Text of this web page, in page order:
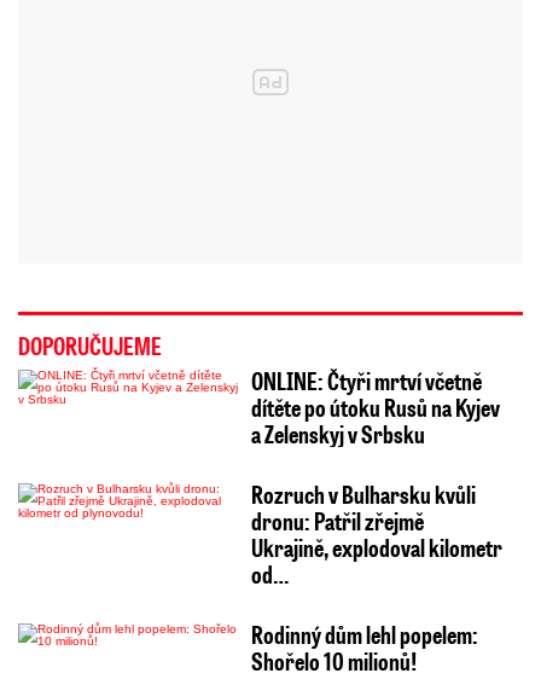
DOPORUČUJEME
ONLINE: Čtyři mrtví včetně
dítěte po útoku Rusů na Kyjev
a Zelenskyj v Srbsku
Rozruch v Bulharsku kvůli
dronu: Patřil zřejmě
Ukrajině, explodoval kilometr
od…
Rodinný dům lehl popelem:
Shořelo 10 milionů!